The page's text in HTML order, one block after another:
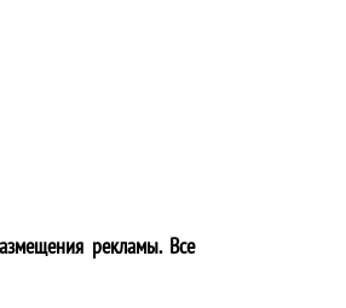
рекламы. Все